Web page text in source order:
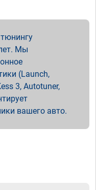
Мы
(Launch,
3, Autotuner,
вашего авто.